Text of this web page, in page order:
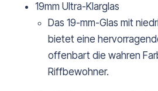
19mm Ultra-Klarglas
Das 19-mm-Glas mit
bietet eine
offenbart die wahren
Riffbewohner.